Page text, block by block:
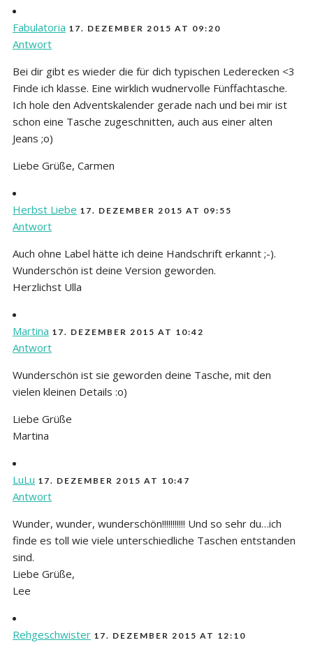
Fabulatoria 17. DEZEMBER 2015 AT 09:20
Antwort
Bei dir gibt es wieder die für dich typischen Lederecken <3
Finde ich klasse. Eine wirklich wudnervolle Fünffachtasche.
Ich hole den Adventskalender gerade nach und bei mir ist
schon eine Tasche zugeschnitten, auch aus einer alten
Jeans ;o)
Liebe Grüße, Carmen
Herbst Liebe 17. DEZEMBER 2015 AT 09:55
Antwort
Auch ohne Label hätte ich deine Handschrift erkannt ;-).
Wunderschön ist deine Version geworden.
Herzlichst Ulla
Martina 17. DEZEMBER 2015 AT 10:42
Antwort
Wunderschön ist sie geworden deine Tasche, mit den
vielen kleinen Details :o)
Liebe Grüße
Martina
LuLu 17. DEZEMBER 2015 AT 10:47
Antwort
Wunder, wunder, wunderschön!!!!!!!!!!! Und so sehr du…ich
finde es toll wie viele unterschiedliche Taschen entstanden
sind.
Liebe Grüße,
Lee
Rehgeschwister 17. DEZEMBER 2015 AT 12:10